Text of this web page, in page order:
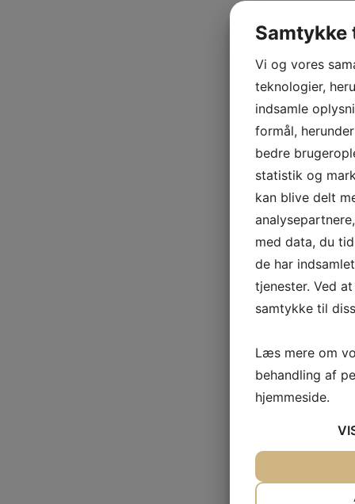
Vi og vores
teknologier,
indsamle
formål,
bedre
statistik og
kan blive delt
med data, du
de har
tjenester. Ved
samtykke til
Læs mere om
behandling af
hjemmeside.